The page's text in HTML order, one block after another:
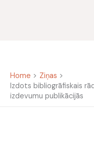
Home
Ziņas
Izdots bibliogrāfiskais
izdevumu publikācijās